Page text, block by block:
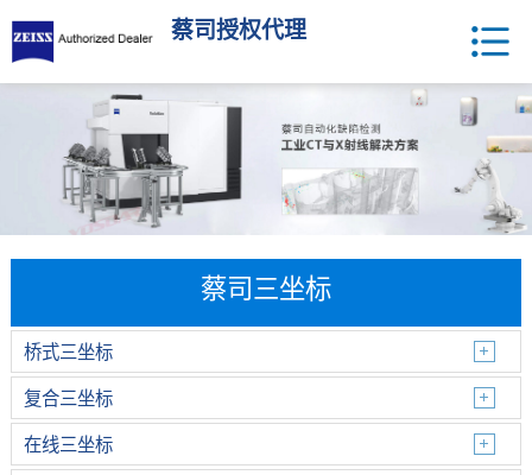
蔡司授权代理
蔡司三坐标
桥式三坐标
复合三坐标
在线三坐标